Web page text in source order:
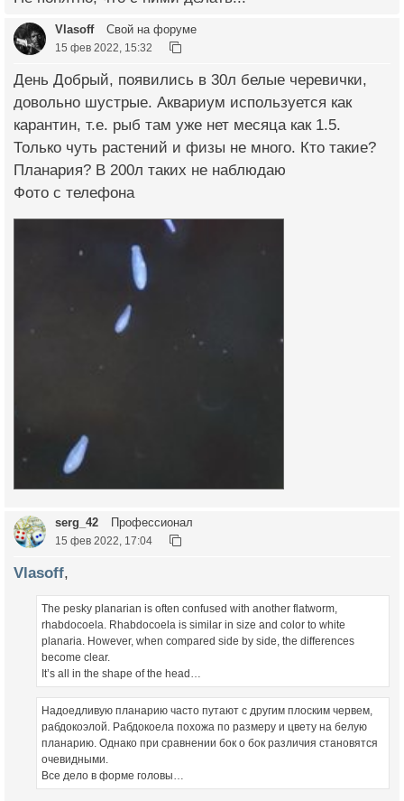
Vlasoff Свой на форуме
15 фев 2022, 15:32
День Добрый, появились в 30л белые черевички,
довольно шустрые. Аквариум используется как
карантин, т.е. рыб там уже нет месяца как 1.5.
Только чуть растений и физы не много. Кто такие?
Планария? В 200л таких не наблюдаю
Фото с телефона
serg_42 Профессионал
15 фев 2022, 17:04
Vlasoff,
The pesky planarian is often confused with another flatworm,
rhabdocoela. Rhabdocoela is similar in size and color to white
planaria. However, when compared side by side, the differences
become clear.
It’s all in the shape of the head…
Надоедливую планарию часто путают с другим плоским червем,
рабдокоэлой. Рабдокоела похожа по размеру и цвету на белую
планарию. Однако при сравнении бок о бок различия становятся
очевидными.
Все дело в форме головы…